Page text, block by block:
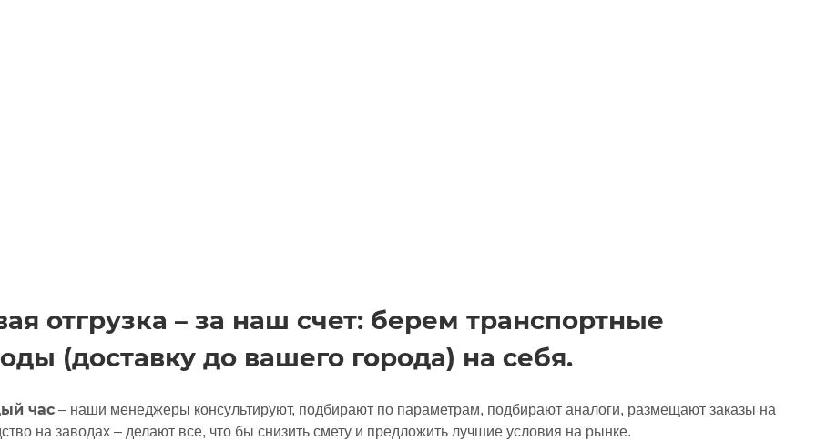
отгрузка – за наш счет: берем транспортные
(доставку до вашего города) на себя.
час – наши менеджеры консультируют, подбирают по параметрам, подбирают аналоги, размещают заказы на
на заводах – делают все, что бы снизить смету и предложить лучшие условия на рынке.